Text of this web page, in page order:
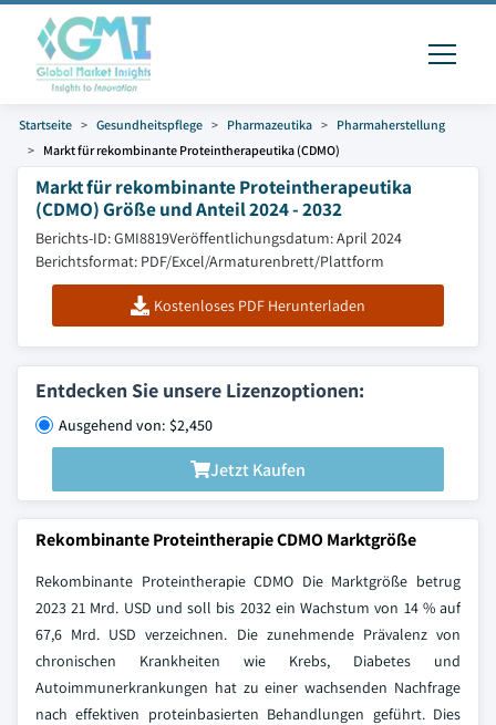
Startseite Gesundheitspflege Pharmazeutika
Pharmaherstellung
Markt für rekombinante Proteintherapeutika (CDMO)
Markt für rekombinante Proteintherapeutika
(CDMO) Größe und Anteil 2024 - 2032
Berichts-ID: GMI8819Veröffentlichungsdatum: April 2024
Berichtsformat: PDF/Excel/Armaturenbrett/Plattform
Kostenloses PDF Herunterladen
Entdecken Sie unsere Lizenzoptionen:
Ausgehend von: $2,450
Jetzt Kaufen
Rekombinante Proteintherapie CDMO Marktgröße
Rekombinante Proteintherapie CDMO Die Marktgröße betrug
2023 21 Mrd. USD und soll bis 2032 ein Wachstum von 14 % auf
67,6 Mrd. USD verzeichnen. Die zunehmende Prävalenz von
chronischen Krankheiten wie Krebs, Diabetes und
Autoimmunerkrankungen hat zu einer wachsenden Nachfrage
nach effektiven proteinbasierten Behandlungen geführt. Dies